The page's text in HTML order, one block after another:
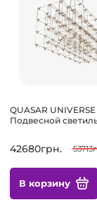
QUASAR UNIVERSE
Подвесной
42680грн.
В корзину